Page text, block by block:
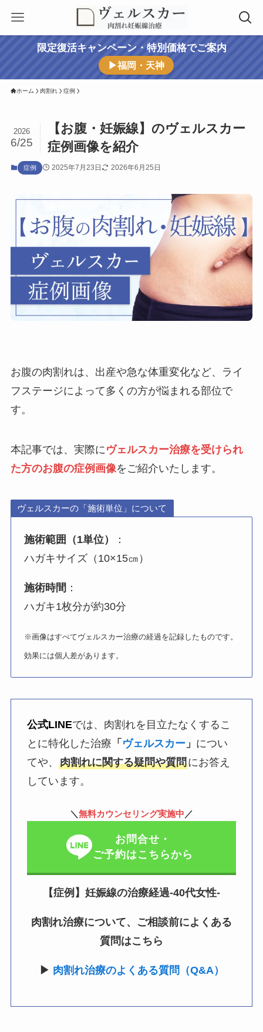
限定復活キャンペーン・特別価格でご案内
▶福岡・天神
ホーム 肉割れ 症例
【お腹・妊娠線】のヴェルスカー
症例画像を紹介
2026
6/25
症例 2025年7月23日 2026年6月25日
お腹の肉割れは、出産や急な体重変化など、ライ
フステージによって多くの方が悩まれる部位で
す。
本記事では、実際にヴェルスカー治療を受けられ
た方のお腹の症例画像をご紹介いたします。
ヴェルスカーの「施術単位」について
施術範囲（1単位）
：
ハガキサイズ（10×15㎝）
施術時間 ：
ハガキ1枚分が約30分
※画像はすべてヴェルスカー治療の経過を記録したものです。
効果には個人差があります。
公式LINEでは、肉割れを目立たなくするこ
とに特化した治療 「 ヴェルスカー」 につい
てや、 肉割れに関する疑問や質問にお答え
しています。
＼無料カウンセリング実施中 ／
お問合せ・
ご予約はこちらから
【症例】妊娠線の治療経過-40代女性-
肉割れ治療について、ご相談前によくある
質問はこちら
▶ 肉割れ治療のよくある質問（Q&A）